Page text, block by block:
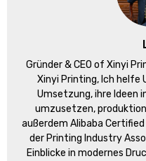
Gründer &CEO of Xinyi
Xinyi Printing, Ich helfe
Umsetzung, ihre Ideen
umzusetzen,
außerdem Alibaba
der Printing Industry
Einblicke in modernes